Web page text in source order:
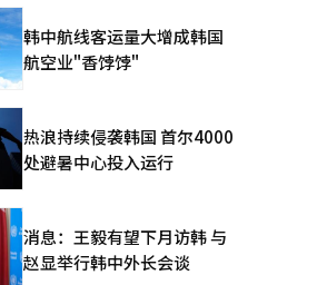
韩中航线客运量大增成韩国
航空业"香饽饽"
热浪持续侵袭韩国 首尔4000
处避暑中心投入运行
消息：王毅有望下月访韩 与
赵显举行韩中外长会谈